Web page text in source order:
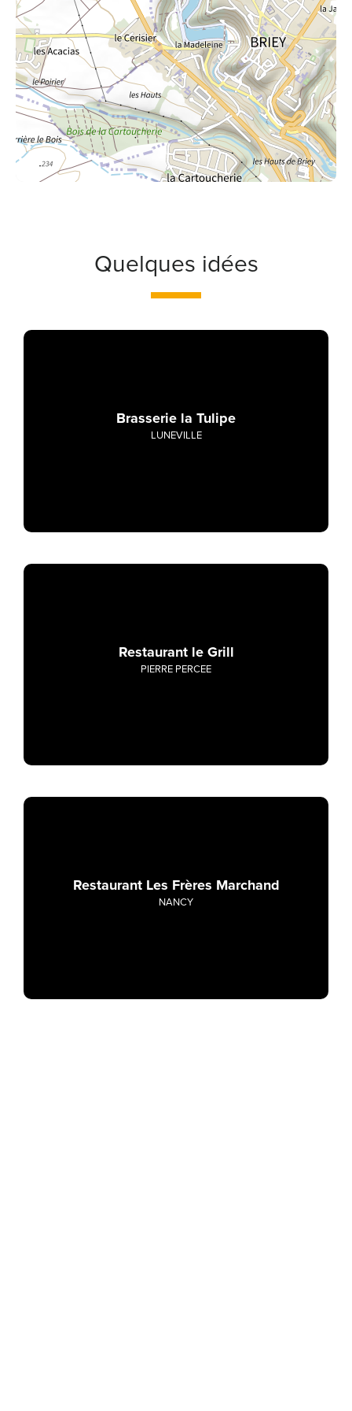
Quelques idées
Brasserie la Tulipe
LUNEVILLE
Restaurant le Grill
PIERRE PERCEE
Restaurant Les Frères Marchand
NANCY